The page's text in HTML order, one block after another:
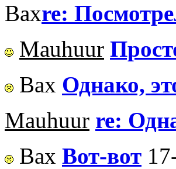
Вахre:
Mauhuur
Вах Однако,
Mauhuur re:
Вах Вот-вот